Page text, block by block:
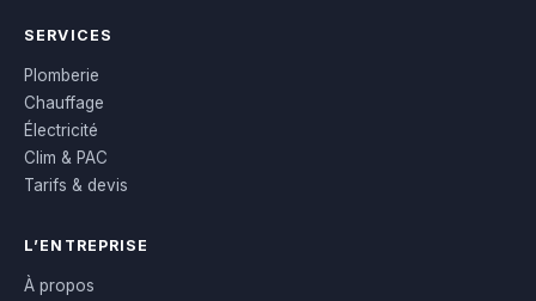
SERVICES
Plomberie
Chauffage
Électricité
Clim & PAC
Tarifs & devis
L’ENTREPRISE
À propos